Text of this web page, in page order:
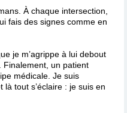
À chaque intersection,
fais des signes comme en
je m’agrippe à lui debout
Finalement, un patient
médicale. Je suis
tout s’éclaire : je suis en